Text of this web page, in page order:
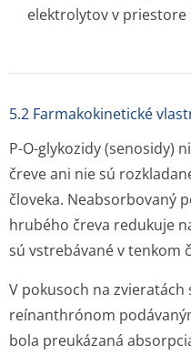
elektrolytov v priestore
5.2 Farmakokinetické
P-O-glykozidy (senosidy)
čreve ani nie sú
človeka. Neabsorbovaný
hrubého čreva redukuje
sú vstrebávané v tenkom
V pokusoch na
reínanthrónom
bola preukázaná